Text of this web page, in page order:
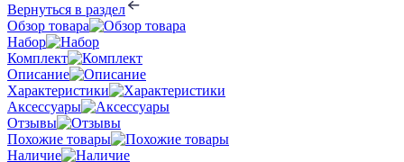
Вернуться в раздел
Обзор товара
Набор
Комплект
Описание
Характеристики
Аксессуары
Отзывы
Похожие товары
Наличие